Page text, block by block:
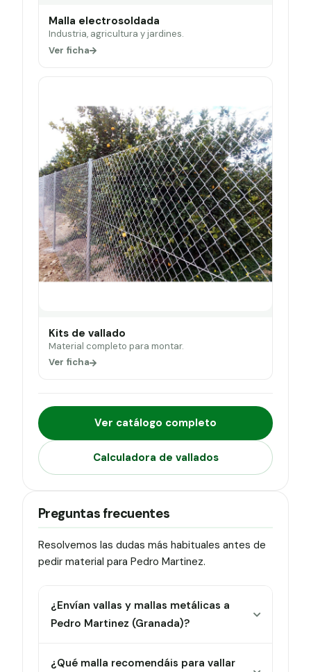
Malla electrosoldada
Industria, agricultura y jardines.
Ver ficha
Kits de vallado
Material completo para montar.
Ver ficha
Ver catálogo completo
Calculadora de vallados
Preguntas frecuentes
Resolvemos las dudas más habituales antes de
pedir material para Pedro Martinez.
¿Envían vallas y mallas metálicas a
Pedro Martinez (Granada)?
¿Qué malla recomendáis para vallar